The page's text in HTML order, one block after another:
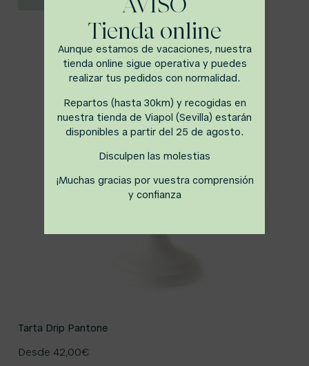
Tarta Drip Pantone
Desde 42,00€
Tienda online
Aunque estamos de vacaciones, nuestra
tienda online sigue operativa y puedes
realizar tus pedidos con normalidad.
Repartos (hasta 30km) y recogidas en
nuestra tienda de Viapol (Sevilla) estarán
disponibles a partir del 25 de agosto.
Disculpen las molestias
¡Muchas gracias por vuestra comprensión
y confianza